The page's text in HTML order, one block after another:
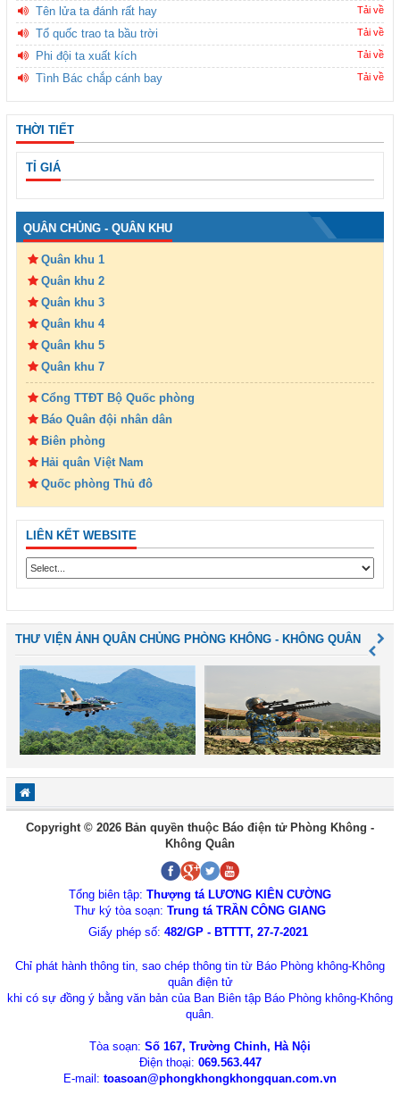
Tên lửa ta đánh rất hay Tải về
Tổ quốc trao ta bầu trời Tải về
Phi đội ta xuất kích Tải về
Tình Bác chắp cánh bay Tải về
THỜI TIẾT
TỈ GIÁ
QUÂN CHỦNG - QUÂN KHU
Quân khu 1
Quân khu 2
Quân khu 3
Quân khu 4
Quân khu 5
Quân khu 7
Cổng TTĐT Bộ Quốc phòng
Báo Quân đội nhân dân
Biên phòng
Hải quân Việt Nam
Quốc phòng Thủ đô
LIÊN KẾT WEBSITE
THƯ VIỆN ẢNH QUÂN CHỦNG PHÒNG KHÔNG - KHÔNG QUÂN
Copyright © 2026 Bản quyền thuộc Báo điện tử Phòng Không -
Không Quân
Tổng biên tập: Thượng tá LƯƠNG KIÊN CƯỜNG
Thư ký tòa soạn: Trung tá TRẦN CÔNG GIANG
Giấy phép số: 482/GP - BTTTT, 27-7-2021
Chỉ phát hành thông tin, sao chép thông tin từ Báo Phòng không-Không
quân điện tử
khi có sự đồng ý bằng văn bản của Ban Biên tập Báo Phòng không-Không
quân.
Tòa soạn: Số 167, Trường Chinh, Hà Nội
Điện thoại: 069.563.447
E-mail: toasoan@phongkhongkhongquan.com.vn